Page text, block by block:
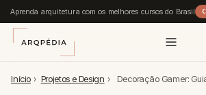
Aprenda arquitetura com os melhores cursos do Brasil
Início › Projetos e Design › Decoração Gamer: